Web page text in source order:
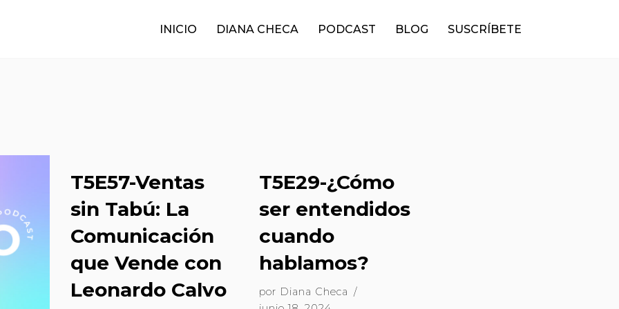
INICIO DIANA CHECA PODCAST BLOG SUSCRÍBETE
T5E57-Ventas
sin Tabú: La
Comunicación
que Vende con
Leonardo Calvo
T5E29-¿Cómo
ser entendidos
cuando
hablamos?
por Diana Checa